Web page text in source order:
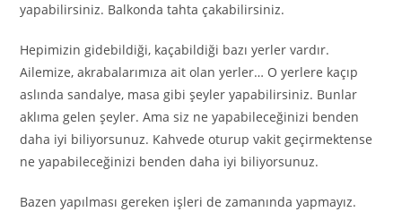
yapabilirsiniz. Balkonda tahta çakabilirsiniz.
Hepimizin gidebildiği, kaçabildiği bazı yerler vardır.
Ailemize, akrabalarımıza ait olan yerler… O yerlere kaçıp
aslında sandalye, masa gibi şeyler yapabilirsiniz. Bunlar
aklıma gelen şeyler. Ama siz ne yapabileceğinizi benden
daha iyi biliyorsunuz. Kahvede oturup vakit geçirmektense
ne yapabileceğinizi benden daha iyi biliyorsunuz.
Bazen yapılması gereken işleri de zamanında yapmayız.